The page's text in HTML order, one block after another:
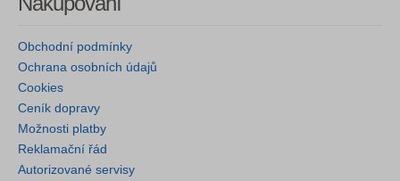
Obchodní podmínky
Ochrana osobních údajů
Cookies
Ceník dopravy
Možnosti platby
Reklamační řád
Autorizované servisy